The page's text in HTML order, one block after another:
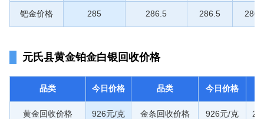
钯金价格 285 286.5 286.5
元氏县黄金铂金白银回收价格
品类 今日价格 品类 今日价格
黄金回收价格 926元/克 金条回收价格 926元/克